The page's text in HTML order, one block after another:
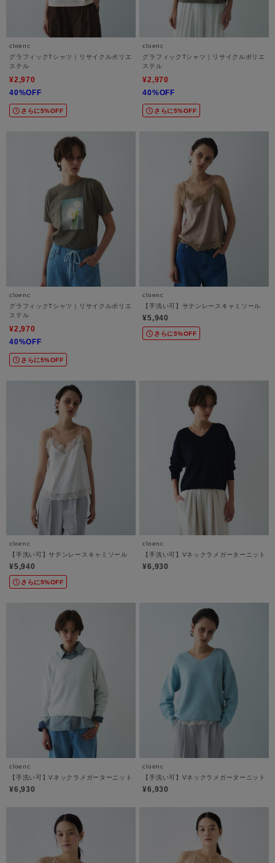
cloenc
グラフィックTシャツ｜リサイクルポリエ
ステル
¥2,970
40%OFF
さらに5%OFF
cloenc
グラフィックTシャツ｜リサイクルポリエ
ステル
¥2,970
40%OFF
さらに5%OFF
cloenc
グラフィックTシャツ｜リサイクルポリエ
ステル
¥2,970
40%OFF
さらに5%OFF
cloenc
【手洗い可】サテンレースキャミソール
¥5,940
さらに5%OFF
cloenc
【手洗い可】サテンレースキャミソール
¥5,940
さらに5%OFF
cloenc
【手洗い可】Vネックラメガーターニット
¥6,930
cloenc
【手洗い可】Vネックラメガーターニット
¥6,930
cloenc
【手洗い可】Vネックラメガーターニット
¥6,930